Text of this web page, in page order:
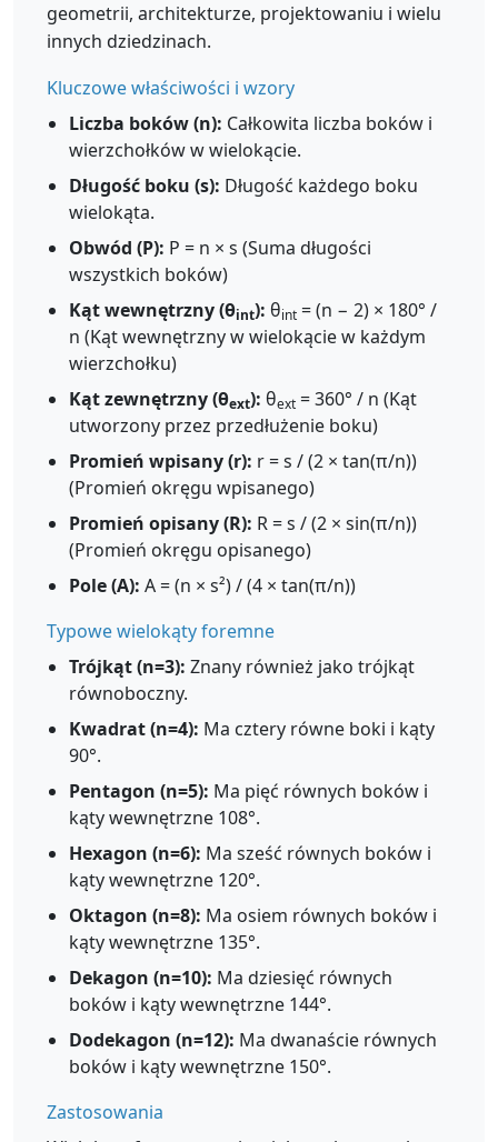
geometrii, architekturze, projektowaniu i wielu
innych dziedzinach.
Kluczowe właściwości i wzory
Liczba boków (n): Całkowita liczba boków i
wierzchołków w wielokącie.
Długość boku (s): Długość każdego boku
wielokąta.
Obwód (P): P = n × s (Suma długości
wszystkich boków)
Kąt wewnętrzny (θint): θint = (n − 2) × 180° /
n (Kąt wewnętrzny w wielokącie w każdym
wierzchołku)
Kąt zewnętrzny (θext): θext = 360° / n (Kąt
utworzony przez przedłużenie boku)
Promień wpisany (r): r = s / (2 × tan(π/n))
(Promień okręgu wpisanego)
Promień opisany (R): R = s / (2 × sin(π/n))
(Promień okręgu opisanego)
Pole (A): A = (n × s²) / (4 × tan(π/n))
Typowe wielokąty foremne
Trójkąt (n=3): Znany również jako trójkąt
równoboczny.
Kwadrat (n=4): Ma cztery równe boki i kąty
90°.
Pentagon (n=5): Ma pięć równych boków i
kąty wewnętrzne 108°.
Hexagon (n=6): Ma sześć równych boków i
kąty wewnętrzne 120°.
Oktagon (n=8): Ma osiem równych boków i
kąty wewnętrzne 135°.
Dekagon (n=10): Ma dziesięć równych
boków i kąty wewnętrzne 144°.
Dodekagon (n=12): Ma dwanaście równych
boków i kąty wewnętrzne 150°.
Zastosowania